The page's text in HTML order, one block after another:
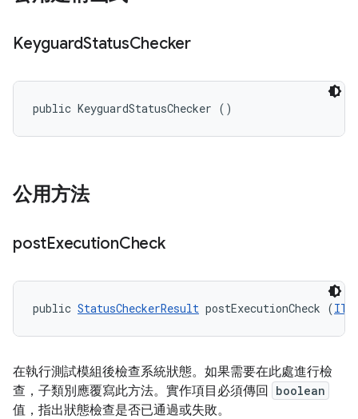
KeyguardStatusChecker
public KeyguardStatusChecker ()
公用方法
postExecutionCheck
public StatusCheckerResult postExecutionCheck (
在執行測試模組後檢查系統狀態。如果需要在此處進行檢
查，子類別應覆寫此方法。實作項目必須傳回
boolean
值，指出狀態檢查是否已通過或失敗。